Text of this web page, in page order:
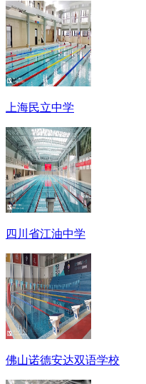
上海民立中学
四川省江油中学
佛山诺德安达双语学校